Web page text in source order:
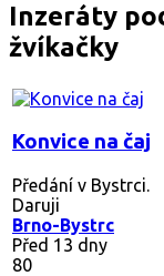
Inzeráty
žvíkačky
Konvice na čaj
Předání v Bystrci.
Daruji
Brno-Bystrc
Před 13 dny
80